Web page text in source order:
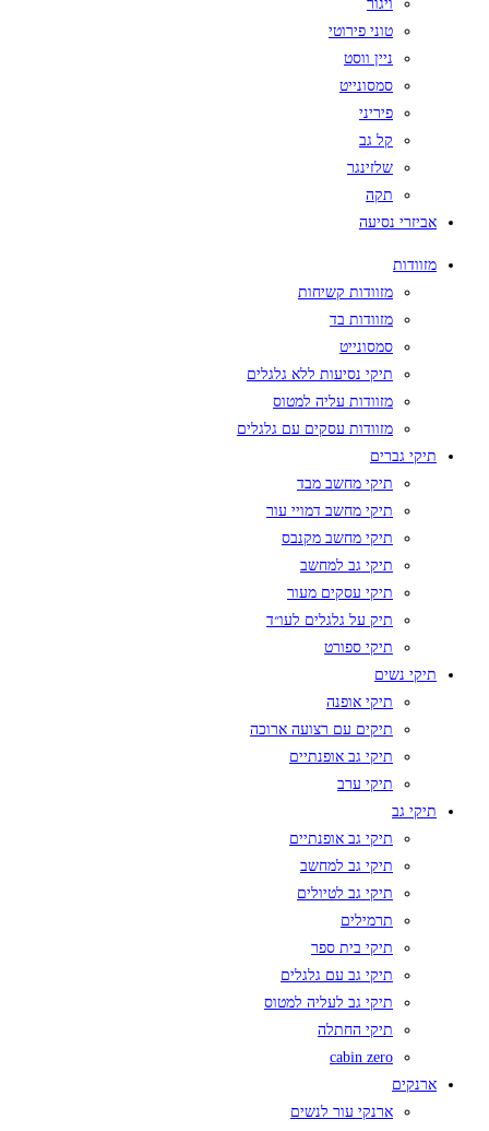
ויגור
טוני פירוטי
ניין ווסט
סמסונייט
פיריני
קל גב
שלזינגר
תקה
אביזרי נסיעה
מזוודות
מזוודות קשיחות
מזוודות בד
סמסונייט
תיקי נסיעות ללא גלגלים
מזוודות עליה למטוס
מזוודות עסקים עם גלגלים
תיקי גברים
תיקי מחשב מבד
תיקי מחשב דמויי עור
תיקי מחשב מקנבס
תיקי גב למחשב
תיקי עסקים מעור
תיק על גלגלים לעו״ד
תיקי ספורט
תיקי נשים
תיקי אופנה
תיקים עם רצועה ארוכה
תיקי גב אופנתיים
תיקי ערב
תיקי גב
תיקי גב אופנתיים
תיקי גב למחשב
תיקי גב לטיולים
תרמילים
תיקי בית ספר
תיקי גב עם גלגלים
תיקי גב לעליה למטוס
תיקי החתלה
cabin zero
ארנקים
ארנקי עור לנשים